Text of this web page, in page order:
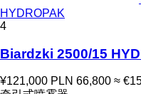
HYDROPAK
4
Biardzki 2500/15
¥121,000 PLN 66,800 ≈